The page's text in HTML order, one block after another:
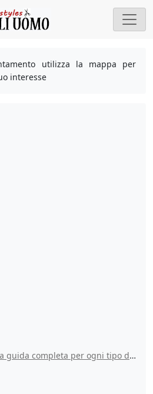
Cerca
utilizza la mappa per
interesse
Come curare la barba: la guida completa per ogni tipo di barba